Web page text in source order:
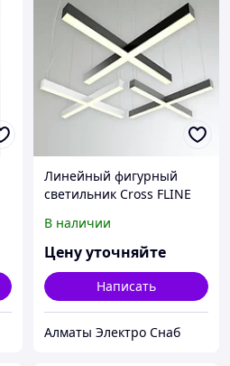
Линейный фигурный
светильник Cross FLINE
В наличии
Цену уточняйте
Написать
Алматы Электро Снаб